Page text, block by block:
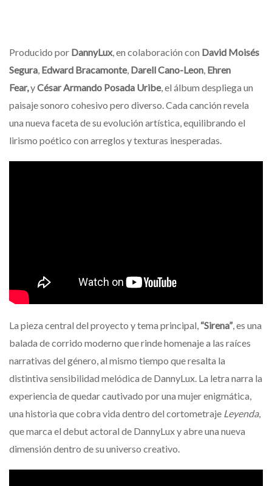
Producido por DannyLux, en colaboración con David Moisés
Segura, Edward Bracamonte, Darell Cano-Leon, Ehren
Fear,yCésar Armando Posada Uribe, el álbum despliega un
paisaje sonoro cohesivo pero diverso. Cada canción revela
una nueva faceta de su evolución artística, equilibrando el
lirismo poético con arreglos y texturas inesperadas.
La pieza central del proyecto y tema principal, “Sirena”, es una
balada de corrido moderno que rinde homenaje a las raíces
narrativas del género, al mismo tiempo que resalta la
distintiva sensibilidad melódica de DannyLux. La letra narra la
experiencia de quedar cautivado por una mujer enigmática,
una historia que cobra vida dentro del cortometraje Leyenda,
que marca el debut actoral de DannyLux y abre una nueva
dimensión dentro de su universo creativo.